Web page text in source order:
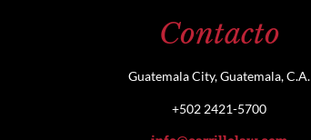
Contacto
Guatemala City, Guatemala, C.A.
+502 2421-5700